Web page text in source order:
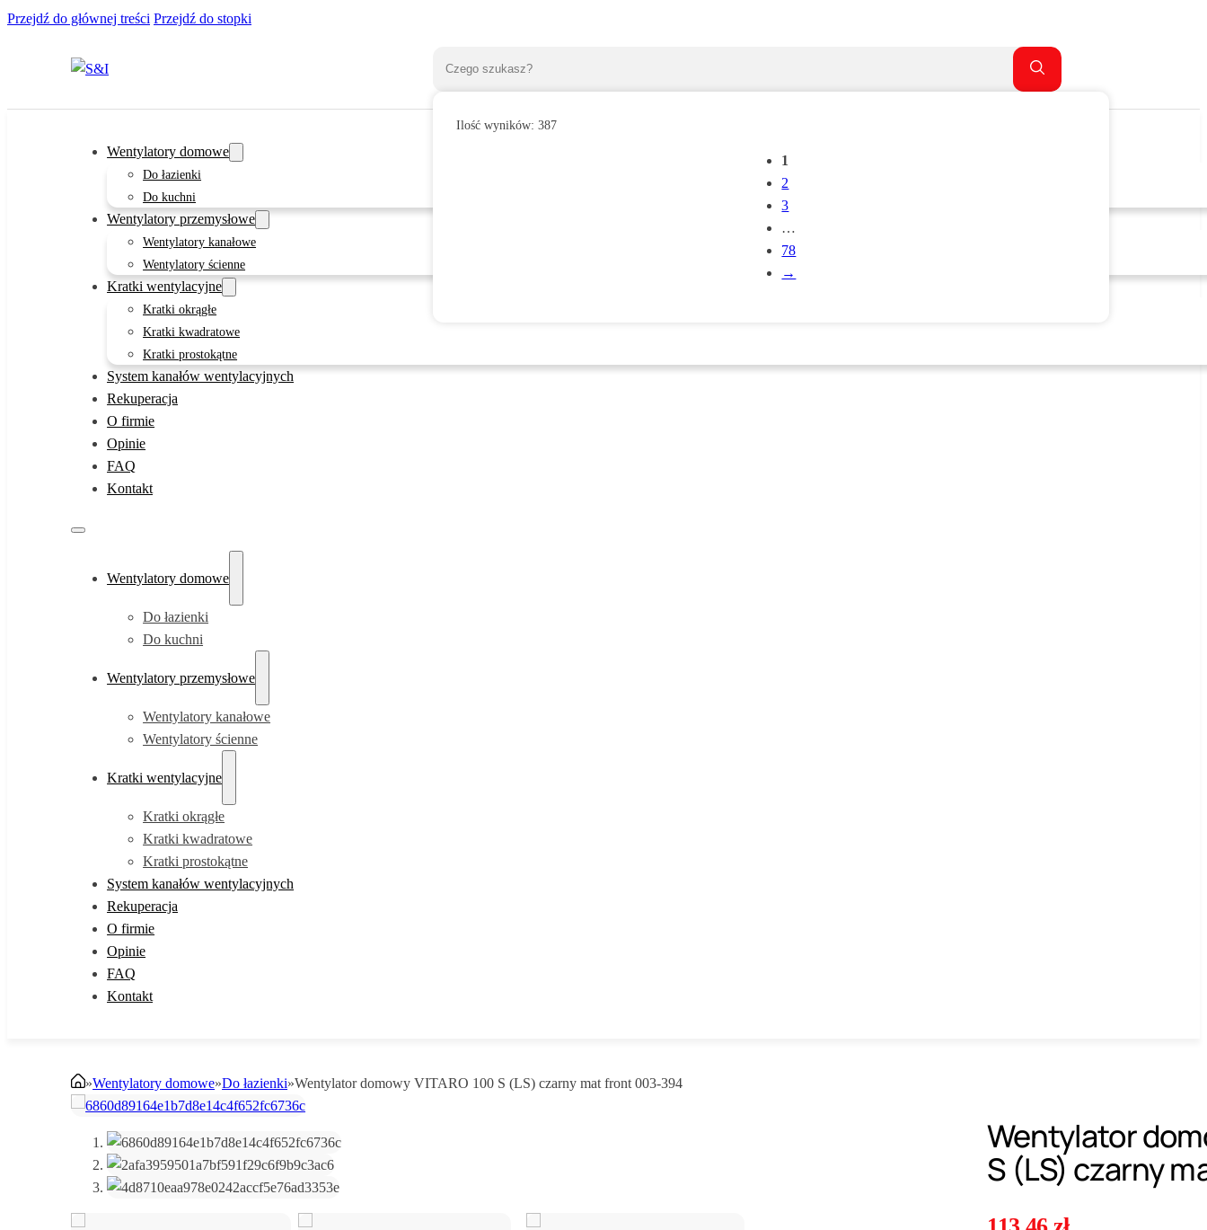
Przejdź do głównej treści Przejdź do stopki
Ilość wyników:387
1
2
3
…
78
→
Wentylatory domowe
Do łazienki
Do kuchni
Wentylatory przemysłowe
Wentylatory kanałowe
Wentylatory ścienne
Kratki wentylacyjne
Kratki okrągłe
Kratki kwadratowe
Kratki prostokątne
System kanałów wentylacyjnych
Rekuperacja
O firmie
Opinie
FAQ
Kontakt
Wentylatory domowe
Do łazienki
Do kuchni
Wentylatory przemysłowe
Wentylatory kanałowe
Wentylatory ścienne
Kratki wentylacyjne
Kratki okrągłe
Kratki kwadratowe
Kratki prostokątne
System kanałów wentylacyjnych
Rekuperacja
O firmie
Opinie
FAQ
Kontakt
»Wentylatory domowe»Do łazienki»Wentylator domowy VITARO 100 S (LS) czarny mat front 003-394
Wentylator
S (LS) czarny